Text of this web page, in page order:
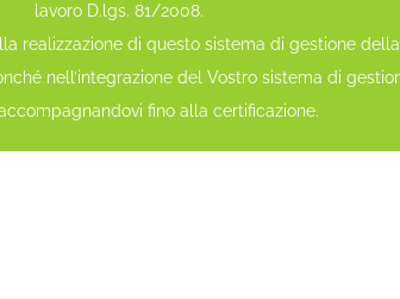
lavoro D.lgs. 81/2008.
realizzazione di questo sistema di gestione della
nell’integrazione del Vostro sistema di
fino alla certificazione.